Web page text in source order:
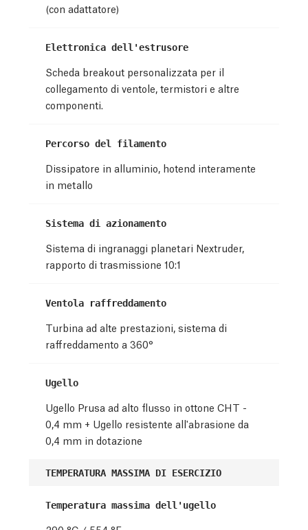
(con adattatore)
Elettronica dell'estrusore
Scheda breakout personalizzata per il
collegamento di ventole, termistori e altre
componenti.
Percorso del filamento
Dissipatore in alluminio, hotend interamente
in metallo
Sistema di azionamento
Sistema di ingranaggi planetari Nextruder,
rapporto di trasmissione 10:1
Ventola raffreddamento
Turbina ad alte prestazioni, sistema di
raffreddamento a 360°
Ugello
Ugello Prusa ad alto flusso in ottone CHT -
0,4 mm + Ugello resistente all'abrasione da
0,4 mm in dotazione
TEMPERATURA MASSIMA DI ESERCIZIO
Temperatura massima dell'ugello